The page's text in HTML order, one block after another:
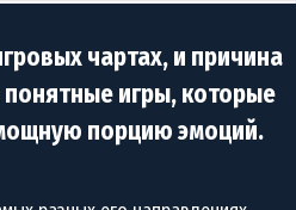
чартах, и причина
игры, которые
порцию эмоций.